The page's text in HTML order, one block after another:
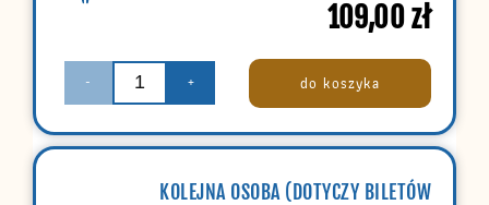
109,00zł
- + do koszyka
KOLEJNA OSOBA (DOTYCZY BILETÓW